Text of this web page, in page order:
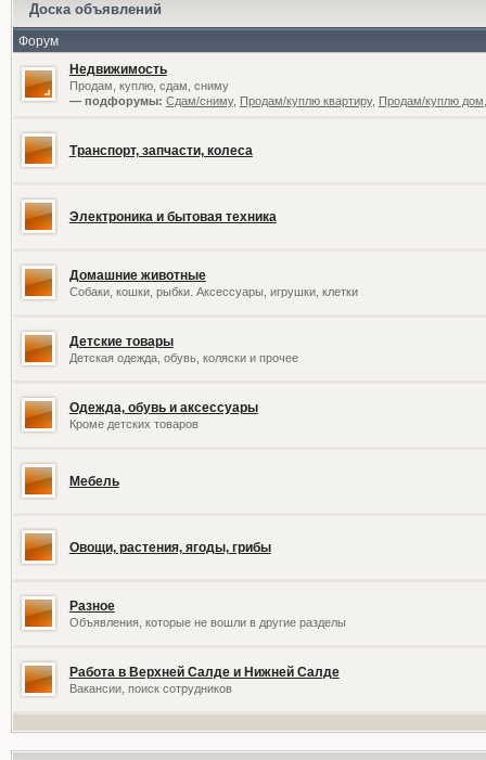
Доска объявлений
Форум
Недвижимость
Продам, куплю, сдам, сниму
— подфорумы: Сдам/сниму, Продам/куплю квартиру, Продам/куплю
Транспорт, запчасти, колеса
Электроника и бытовая техника
Домашние животные
Собаки, кошки, рыбки. Аксессуары, игрушки, клетки
Детские товары
Детская одежда, обувь, коляски и прочее
Одежда, обувь и аксессуары
Кроме детских товаров
Мебель
Овощи, растения, ягоды, грибы
Разное
Объявления, которые не вошли в другие разделы
Работа в Верхней Салде и Нижней Салде
Вакансии, поиск сотрудников